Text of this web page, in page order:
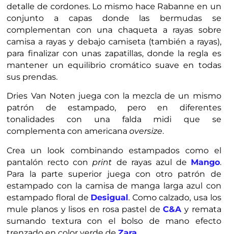
detalle de cordones. Lo mismo hace Rabanne en un
conjunto a capas donde las bermudas se
complementan con una chaqueta a rayas sobre
camisa a rayas y debajo camiseta (también a rayas),
para finalizar con unas zapatillas, donde la regla es
mantener un equilibrio cromático suave en todas
sus prendas.
Dries Van Noten juega con la mezcla de un mismo
patrón de estampado, pero en diferentes
tonalidades con una falda midi que se
complementa con americanaoversize.
Crea un look combinando estampados como el
pantalón recto con print de rayas azul de Mango.
Para la parte superior juega con otro patrón de
estampado con la camisa de manga larga azul con
estampado floral de Desigual. Como calzado, usa los
mule planos y lisos en rosa pastel deC&A y remata
sumando textura con el bolso de mano efecto